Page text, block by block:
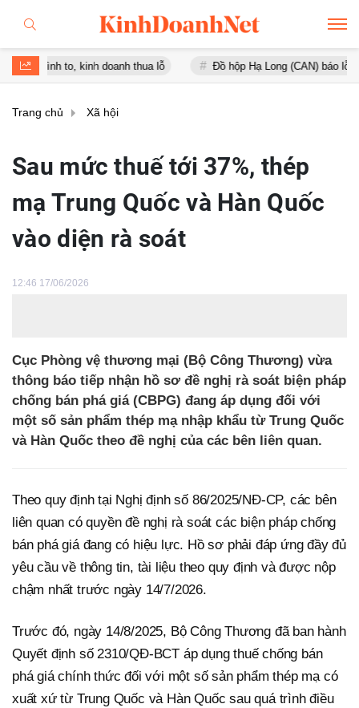
to, kinh doanh thua lỗ Đồ hộp Hạ Long (CAN) báo lỗ gần 16 tỷ
Trang chủ Xã hội
Sau mức thuế tới 37%, thép
mạ Trung Quốc và Hàn Quốc
vào diện rà soát
12:46 17/06/2026
Cục Phòng vệ thương mại (Bộ Công Thương) vừa
thông báo tiếp nhận hồ sơ đề nghị rà soát biện pháp
chống bán phá giá (CBPG) đang áp dụng đối với
một số sản phẩm thép mạ nhập khẩu từ Trung Quốc
và Hàn Quốc theo đề nghị của các bên liên quan.
Theo quy định tại Nghị định số 86/2025/NĐ-CP, các bên
liên quan có quyền đề nghị rà soát các biện pháp chống
bán phá giá đang có hiệu lực. Hồ sơ phải đáp ứng đầy đủ
yêu cầu về thông tin, tài liệu theo quy định và được nộp
chậm nhất trước ngày 14/7/2026.
Trước đó, ngày 14/8/2025, Bộ Công Thương đã ban hành
Quyết định số 2310/QĐ-BCT áp dụng thuế chống bán
phá giá chính thức đối với một số sản phẩm thép mạ có
xuất xứ từ Trung Quốc và Hàn Quốc sau quá trình điều